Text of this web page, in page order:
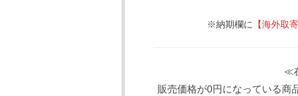
※納期欄に 【海外取寄
≪
販売価格が0円になっている商